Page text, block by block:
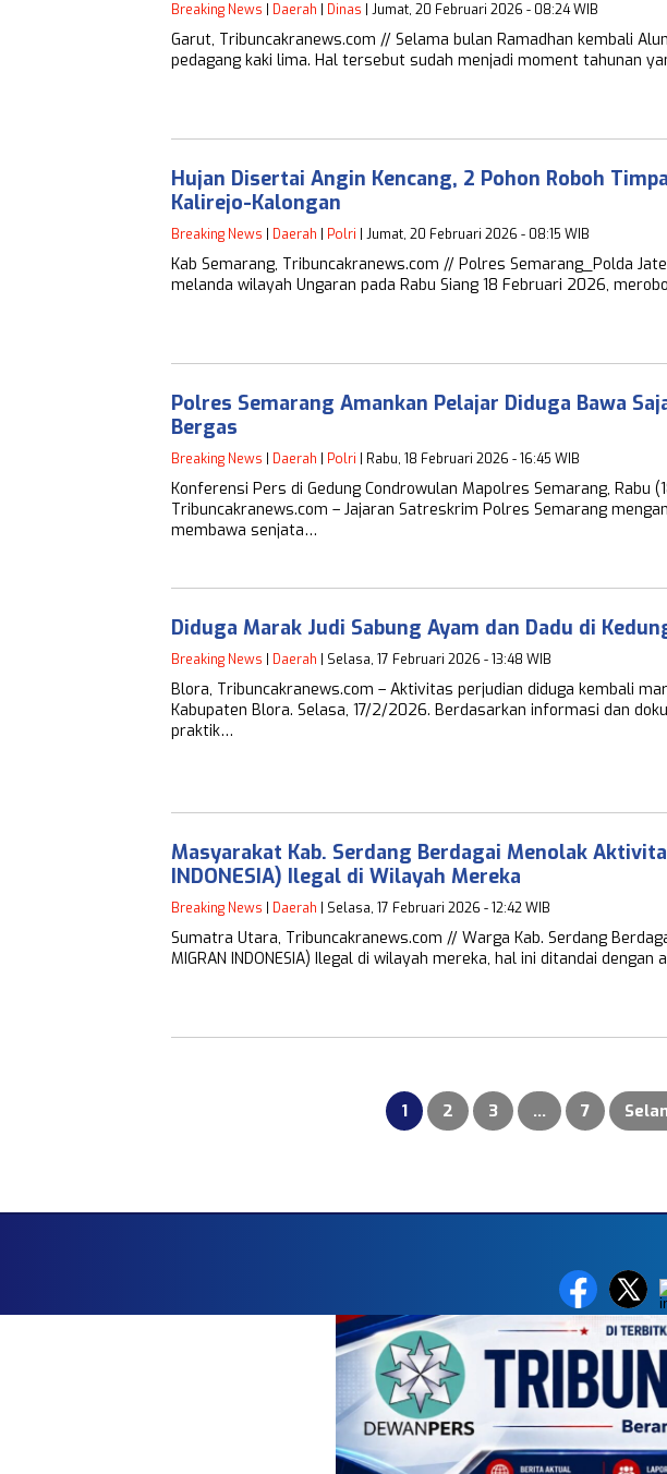
Breaking News Daerah Dinas | Jumat, 20 Februari 2026 - 08:24 WIB
Garut, Tribuncakranews.com // Selama bulan Ramadhan kembali
pedagang kaki lima. Hal tersebut sudah menjadi moment tahunan
Hujan Disertai Angin Kencang, 2 Pohon Roboh
Kalirejo-Kalongan
Breaking News Daerah Polri | Jumat, 20 Februari 2026 - 08:15 WIB
Kab Semarang, Tribuncakranews.com // Polres Semarang_Polda
melanda wilayah Ungaran pada Rabu Siang 18 Februari 2026,
Polres Semarang Amankan Pelajar Diduga Bawa
Bergas
Breaking News Daerah Polri | Rabu, 18 Februari 2026 - 16:45 WIB
Konferensi Pers di Gedung Condrowulan Mapolres Semarang, Rabu
Tribuncakranews.com – Jajaran Satreskrim Polres Semarang
membawa senjata…
Diduga Marak Judi Sabung Ayam dan Dadu di
Breaking News Daerah | Selasa, 17 Februari 2026 - 13:48 WIB
Blora, Tribuncakranews.com – Aktivitas perjudian diduga kembali
Kabupaten Blora. Selasa, 17/2/2026. Berdasarkan informasi dan
praktik…
Masyarakat Kab. Serdang Berdagai Menolak
INDONESIA) Ilegal di Wilayah Mereka
Breaking News Daerah | Selasa, 17 Februari 2026 - 12:42 WIB
Sumatra Utara, Tribuncakranews.com // Warga Kab. Serdang
MIGRAN INDONESIA) Ilegal di wilayah mereka, hal ini ditandai dengan
1 2 3 … 7
Facebook.com
Instagram.com
HOME REDAKSI PEDOMAN